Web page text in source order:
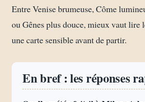
Entre Venise brumeuse, Côme
ou Gênes plus douce, mieux vaut lire
une carte sensible avant de partir.
En bref : les réponses